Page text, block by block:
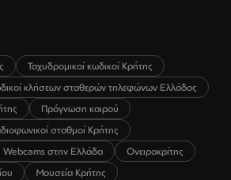
Ταχυδρομικοί κωδικοί Κρήτης
κλήσεων σταθερών τηλεφώνων Ελλάδος
Πρόγνωση καιρού
σταθμοί Κρήτης
Webcams στην Ελλάδα
Ονειροκρίτης
Μουσεία Κρήτης